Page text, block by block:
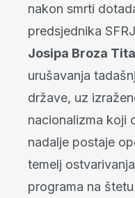
nakon smrti
predsjednika
Josipa Broza Tita
urušavanja
države, uz
nacionalizma koji
nadalje postaje
temelj
programa na